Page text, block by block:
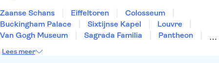
Zaanse Schans Eiffeltoren
Colosseum
Buckingham Palace
Sixtijnse Kapel
Louvre
Van Gogh Museum
Sagrada Familia
Pantheon
Keukenhof
Lees meer